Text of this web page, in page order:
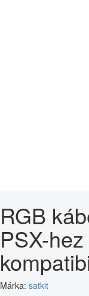
RGB
PSX-
Márka: satkit